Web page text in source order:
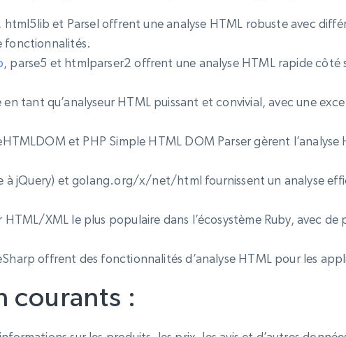
html5lib et Parsel offrent une analyse HTML robuste avec
fonctionnalités.
, parse5 et htmlparser2 offrent une analyse HTML rapide côté
tant qu’analyseur HTML puissant et convivial, avec une
et PHP Simple HTML DOM Parser gèrent l’analyse
à jQuery) et golang.org/x/net/html fournissent un analyse
HTML/XML le plus populaire dans l’écosystème Ruby, avec de
offrent des fonctionnalités d’analyse HTML pour les
courants :